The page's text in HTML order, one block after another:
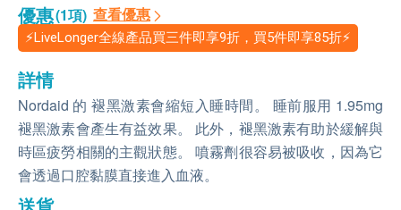
優惠(1項) 查看優惠
⚡LiveLonger全線產品買三件即享9折，買5件即享85折⚡
詳情
Nordaid 的 褪黑激素會縮短入睡時間。 睡前服用 1.95mg
褪黑激素會產生有益效果。 此外，褪黑激素有助於緩解與
時區疲勞相關的主觀狀態。 噴霧劑很容易被吸收，因為它
會透過口腔黏膜直接進入血液。
送貨